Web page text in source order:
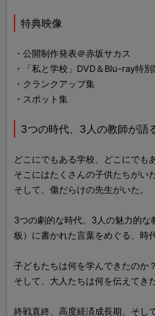
特典映像
・公開制作発表＠赤坂サカス
・「私と学校」DVD＆Blu-ray特
・クランクアップ集
・スポット集
3つの時代、3人の教師が語
どこにでもある学校、どこにでも
そこにはたくさんの子供たちがいた
そして、傷だらけの先生がいた。
3つの劇的な時代、3人の魅力的
板）に書かれた言葉をめぐる、時
子どもたちは何を学んできたのか？
そして、大人たちは何を伝えてき
終戦直終、高度経済成長期、そし